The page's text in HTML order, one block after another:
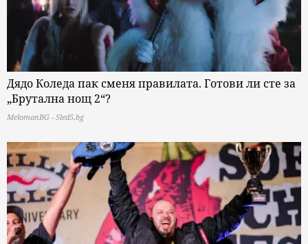
Дядо Коледа пак сменя правилата. Готови ли сте за
„Брутална нощ 2“?
MelomanBG - Sled5.bg